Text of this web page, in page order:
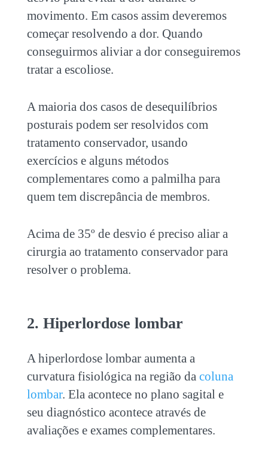
movimento. Em casos assim deveremos
começar resolvendo a dor. Quando
conseguirmos aliviar a dor conseguiremos
tratar a escoliose.
A maioria dos casos de desequilíbrios
posturaispodem ser resolvidos com
tratamento conservador, usando
exercícios e alguns métodos
complementares como a palmilha para
quem tem discrepância de membros.
Acima de 35º de desvio é preciso aliar a
cirurgia ao tratamento conservador para
resolver o problema.
2. Hiperlordose lombar
A hiperlordose lombar aumenta a
curvatura fisiológica na região da coluna
lombar. Ela acontece no plano sagital e
seu diagnóstico acontece através de
avaliações e exames complementares.